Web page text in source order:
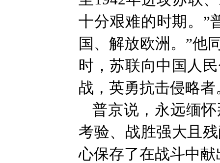
十分艰难的时期。”
国、解放欧洲。”他
时，苏联向中国人
战，英勇抗击侵略者
普京说，永远缅
考验、战胜强大且
心保存了在战斗中